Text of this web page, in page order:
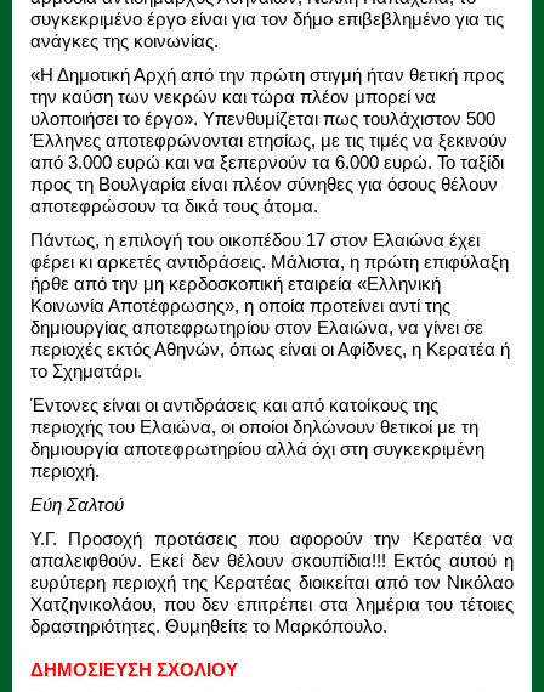
συγκεκριμένο έργο είναι για τον δήμο επιβεβλημένο για τις
ανάγκες της κοινωνίας.
«Η Δημοτική Αρχή από την πρώτη στιγμή ήταν θετική προς
την καύση των νεκρών και τώρα πλέον μπορεί να
υλοποιήσει το έργο». Υπενθυμίζεται πως τουλάχιστον 500
Έλληνες αποτεφρώνονται ετησίως, με τις τιμές να ξεκινούν
από 3.000 ευρώ και να ξεπερνούν τα 6.000 ευρώ. Το ταξίδι
προς τη Βουλγαρία είναι πλέον σύνηθες για όσους θέλουν
αποτεφρώσουν τα δικά τους άτομα.
Πάντως, η επιλογή του οικοπέδου 17 στον Ελαιώνα έχει
φέρει κι αρκετές αντιδράσεις. Μάλιστα, η πρώτη επιφύλαξη
ήρθε από την μη κερδοσκοπική εταιρεία «Ελληνική
Κοινωνία Αποτέφρωσης», η οποία προτείνει αντί της
δημιουργίας αποτεφρωτηρίου στον Ελαιώνα, να γίνει σε
περιοχές εκτός Αθηνών, όπως είναι οι Αφίδνες, η Κερατέα ή
το Σχηματάρι.
Έντονες είναι οι αντιδράσεις και από κατοίκους της
περιοχής του Ελαιώνα, οι οποίοι δηλώνουν θετικοί με τη
δημιουργία αποτεφρωτηρίου αλλά όχι στη συγκεκριμένη
περιοχή.
Εύη Σαλτού
Υ.Γ. Προσοχή προτάσεις που αφορούν την Κερατέα να
απαλειφθούν. Εκεί δεν θέλουν σκουπίδια!!! Εκτός αυτού η
ευρύτερη περιοχή της Κερατέας διοικείται από τον Νικόλαο
Χατζηνικολάου, που δεν επιτρέπει στα λημέρια του τέτοιες
δραστηριότητες. Θυμηθείτε το Μαρκόπουλο.
ΔΗΜΟΣΙΕΥΣΗ ΣΧΟΛΙΟΥ